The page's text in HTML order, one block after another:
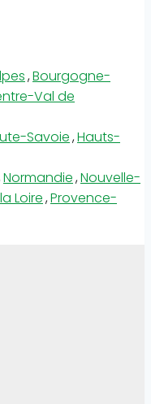
,Bourgogne-
Val de
Savoie,Hauts-
Normandie,Nouvelle-
Loire,Provence-